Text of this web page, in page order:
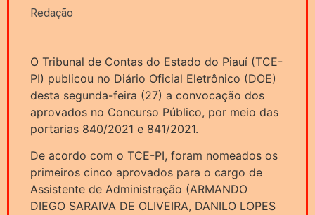
Redação
O Tribunal de Contas do Estado do Piauí (TCE-
PI) publicou no Diário Oficial Eletrônico (DOE)
desta segunda-feira (27) a convocação dos
aprovados no Concurso Público, por meio das
portarias 840/2021 e 841/2021.
De acordo com o TCE-PI, foram nomeados os
primeiros cinco aprovados para o cargo de
Assistente de Administração (ARMANDO
DIEGO SARAIVA DE OLIVEIRA, DANILO LOPES